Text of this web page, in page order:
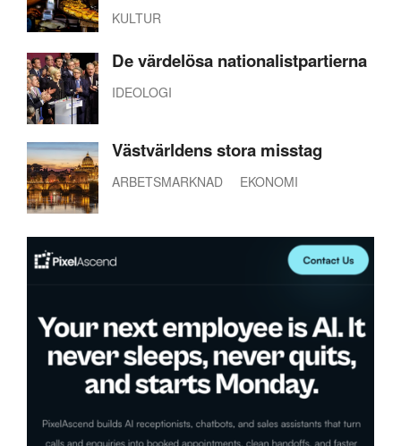
KULTUR
De värdelösa nationalistpartierna
IDEOLOGI
Västvärldens stora misstag
ARBETSMARKNAD EKONOMI